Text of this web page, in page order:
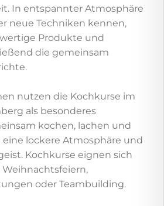
In entspannter Atmosphäre
neue Techniken kennen,
Produkte und
die gemeinsam
nutzen die Kochkurse im
als besonderes
kochen, lachen und
lockere Atmosphäre und
Kochkurse eignen sich
oder Teambuilding.